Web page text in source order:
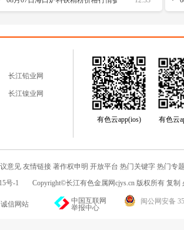
长江铅业网
长江镍业网
有色云app(ios) 有色云
意见 友情链接 著作权申明 开放平台 热门关键字 热门专题
号-1 Copyright©长江有色金属网cjys.cn 版权所有 复制
诚信网站
中国互联网
举报中心
闽公网安备